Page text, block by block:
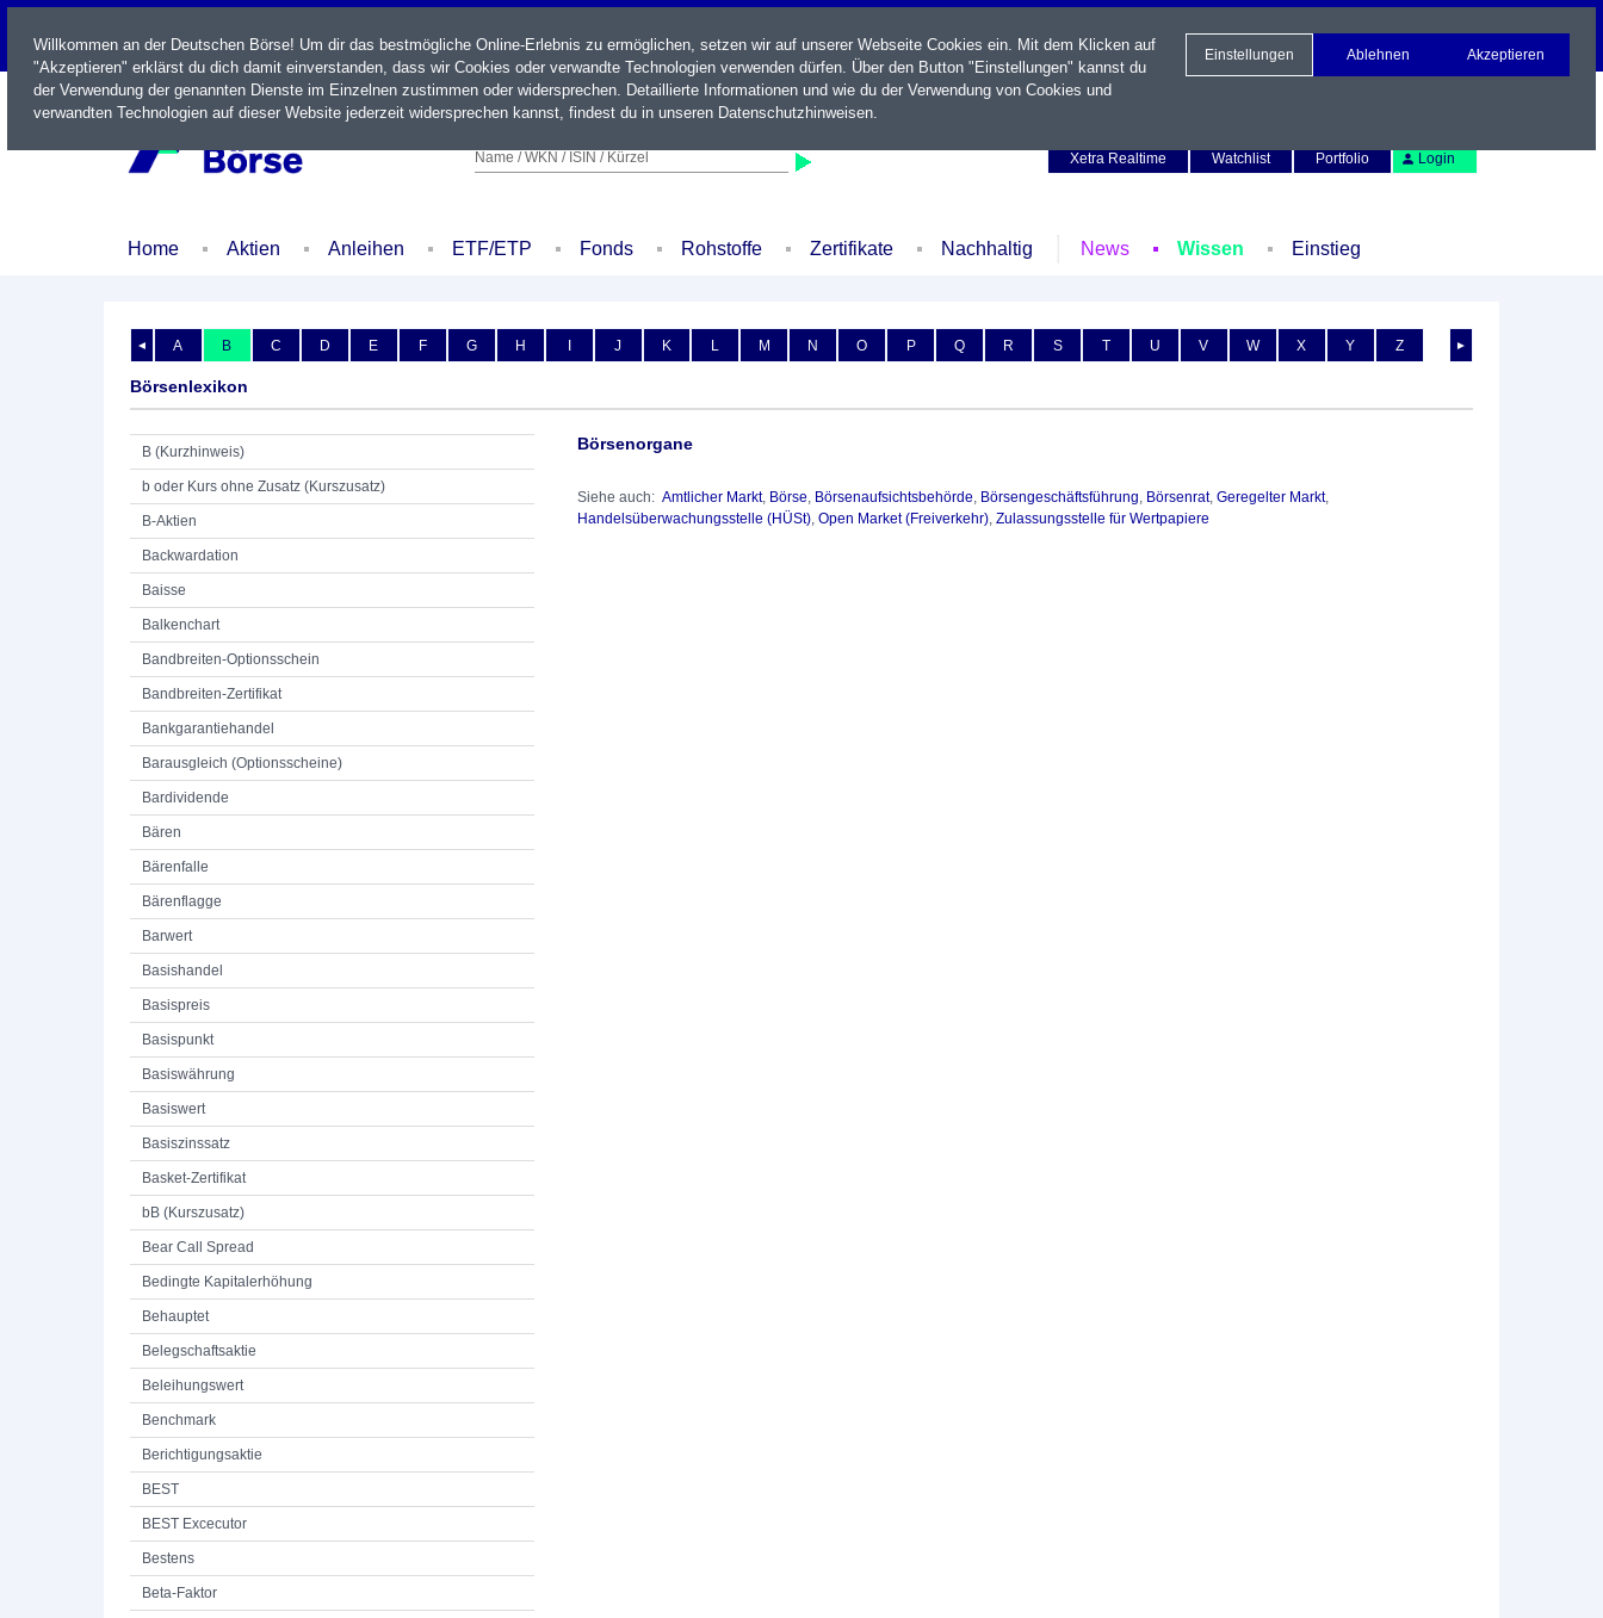
LIVE
Name / WKN / ISIN / Kürzel
Xetra Realtime
Watchlist Portfolio Login
Home Aktien Anleihen ETF/ETP Fonds Rohstoffe Zertifikate Nachhaltig News Wissen Einstieg
◄ ►
A B C D E F G H I J K L M N O P Q R S T U V W X Y Z
Börsenlexikon
B (Kurzhinweis)
b oder Kurs ohne Zusatz (Kurszusatz)
B-Aktien
Backwardation
Baisse
Balkenchart
Bandbreiten-Optionsschein
Bandbreiten-Zertifikat
Bankgarantiehandel
Barausgleich (Optionsscheine)
Bardividende
Bären
Bärenfalle
Bärenflagge
Barwert
Basishandel
Basispreis
Basispunkt
Basiswährung
Basiswert
Basiszinssatz
Basket-Zertifikat
bB (Kurszusatz)
Bear Call Spread
Bedingte Kapitalerhöhung
Behauptet
Belegschaftsaktie
Beleihungswert
Benchmark
Berichtigungsaktie
BEST
BEST Excecutor
Bestens
Beta-Faktor
Börsenorgane
Siehe auch:Amtlicher Markt, Börse, Börsenaufsichtsbehörde, Börsengeschäftsführung, Börsenrat,Geregelter Markt,
Handelsüberwachungsstelle (HÜSt),Open Market (Freiverkehr),Zulassungsstelle für Wertpapiere
Willkommen an der Deutschen Börse! Um dir das bestmögliche Online-Erlebnis zu ermöglichen, setzen wir auf unserer Webseite Cookies ein. Mit dem Klicken auf
"Akzeptieren" erklärst du dich damit einverstanden, dass wir Cookies oder verwandte Technologien verwenden dürfen. Über den Button "Einstellungen" kannst du
der Verwendung der genannten Dienste im Einzelnen zustimmen oder widersprechen. Detaillierte Informationen und wie du der Verwendung von Cookies und
verwandten Technologien auf dieser Website jederzeit widersprechen kannst, findest du in unseren Datenschutzhinweisen.
Einstellungen Ablehnen Akzeptieren